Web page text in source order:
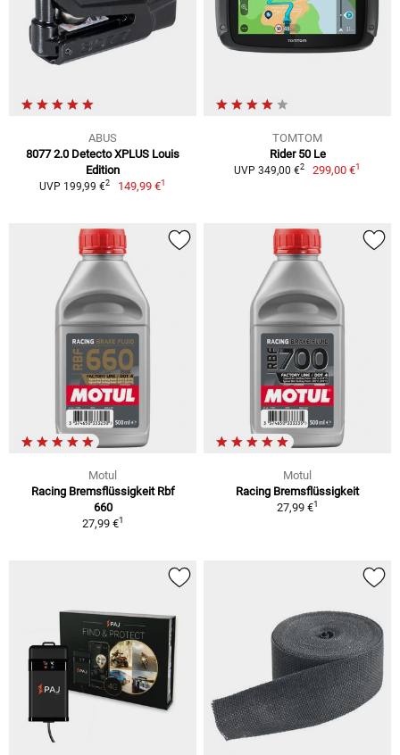
ABUS
8077 2.0 Detecto XPLUS Louis
Edition
UVP 199,99 €2 149,99 €1
TOMTOM
Rider 50 Le
UVP 349,00 €2 299,00 €1
Motul
Racing Bremsflüssigkeit Rbf
660
27,99 €1
Motul
Racing Bremsflüssigkeit
27,99 €1